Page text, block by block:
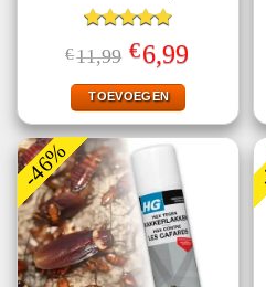
Gewaardeerd
4.80uit 5
€11,99 Oorspronkelijke
prijs
was:
€11,99.
€6,99Huidige
prijs
TOEVOEGEN
-46%